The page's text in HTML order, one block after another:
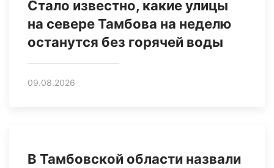
Стало известно, какие улицы
на севере Тамбова на неделю
останутся без горячей воды
09.08.2026
В Тамбовской области назвали